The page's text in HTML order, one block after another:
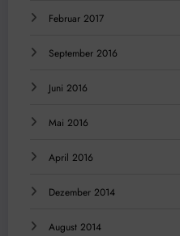
Februar 2017
September 2016
Juni 2016
Mai 2016
April 2016
Dezember 2014
August 2014